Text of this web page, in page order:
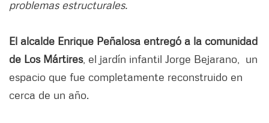
problemas estructurales.
El alcalde Enrique Peñalosa entregó a la comunidad
de Los Mártires, el jardín infantil Jorge Bejarano, un
espacio que fue completamente reconstruido en
cerca de un año.